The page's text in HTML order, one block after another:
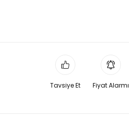
Tavsiye Et Fiyat Alarmı